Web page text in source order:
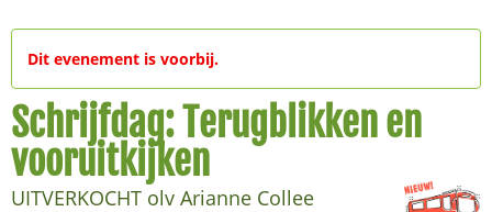
Dit evenement is voorbij.
Schrijfdag: Terugblikken en
vooruitkijken
UITVERKOCHT olv Arianne Collee